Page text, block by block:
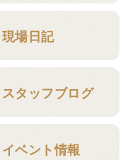
現場日記
スタッフブログ
イベント情報